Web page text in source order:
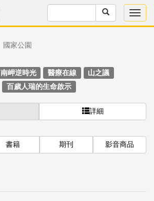
國家公園
南岬逆時光 醫療在線
山之議
百歲人瑞的生命啟示
詳細
書籍 期刊 影音商品